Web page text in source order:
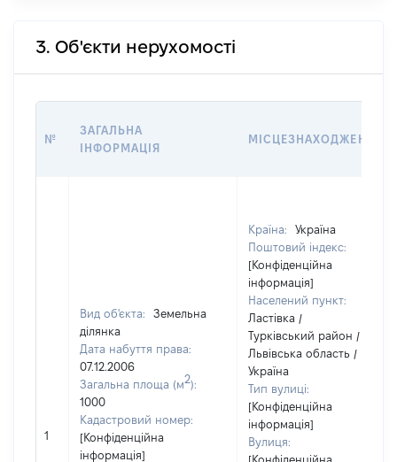
3. Об'єкти нерухомості
№
ЗАГАЛЬНА
ІНФОРМАЦІЯ
МІСЦЕЗНАХОДЖЕННЯ
1
Вид об'єкта:
Земельна
ділянка
Дата набуття права:
07.12.2006
Загальна площа (м2):
1000
Кадастровий номер:
[Конфіденційна
інформація]
Країна:
Україна
Поштовий індекс:
[Конфіденційна
інформація]
Населений пункт:
Ластівка /
Турківський район /
Львівська область /
Україна
Тип вулиці:
[Конфіденційна
інформація]
Вулиця:
[Конфіденційна